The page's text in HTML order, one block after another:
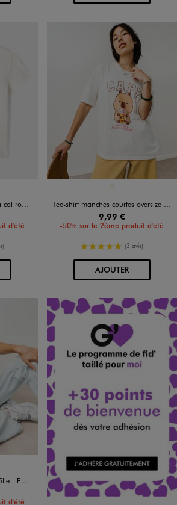
fille
d'été
Tee-shirt manches courtes oversize imprimé fille - Capyfun
9,99 €
-50% sur le 2ème produit d'été
5/5 de moyenne
(3 avis)
AJOUTERAU PANIER
d'été